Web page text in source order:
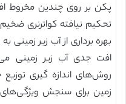
پکن بر روی چندین مخروط
تحکیم نیافته کواترنری
بهره برداری از آب زیر
افت جدی آب زیر زمینی
روش‌های اندازه گیری
زمین برای سنجش